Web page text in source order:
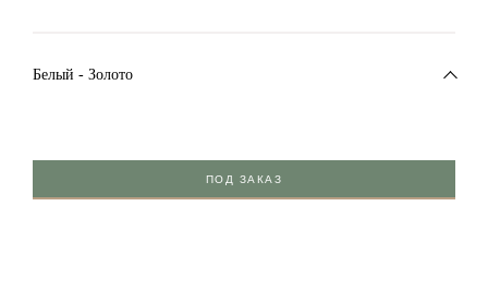
Белый - Золото
ПОД ЗАКАЗ